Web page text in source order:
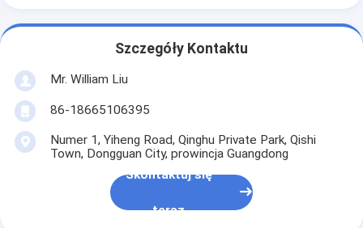
Szczegóły Kontaktu
Mr. William Liu
86-18665106395
Numer 1, Yiheng Road, Qinghu Private Park, Qishi
Town, Dongguan City, prowincja Guangdong
Skontaktuj się
teraz